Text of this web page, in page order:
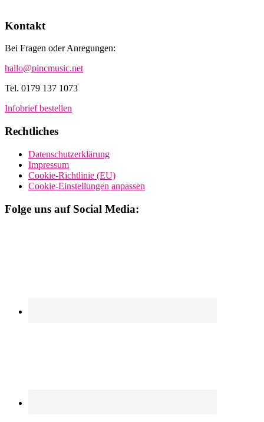
Kontakt
Bei Fragen oder Anregungen:
hallo@pincmusic.net
Tel. 0179 137 1073
Infobrief bestellen
Rechtliches
Datenschutzerklärung
Impressum
Cookie-Richtlinie (EU)
Cookie-Einstellungen anpassen
Folge uns auf Social Media: